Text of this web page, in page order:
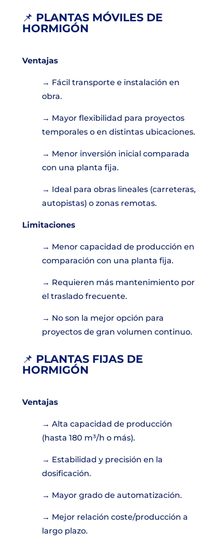
📌 PLANTAS MÓVILES DE
HORMIGÓN
Ventajas
→ Fácil transporte e instalación en
obra.
→ Mayor flexibilidad para proyectos
temporales o en distintas ubicaciones.
→ Menor inversión inicial comparada
con una planta fija.
→ Ideal para obras lineales (carreteras,
autopistas) o zonas remotas.
Limitaciones
→ Menor capacidad de producción en
comparación con una planta fija.
→ Requieren más mantenimiento por
el traslado frecuente.
→ No son la mejor opción para
proyectos de gran volumen continuo.
📌 PLANTAS FIJAS DE
HORMIGÓN
Ventajas
→ Alta capacidad de producción
(hasta 180 m³/h o más).
→ Estabilidad y precisión en la
dosificación.
→ Mayor grado de automatización.
→ Mejor relación coste/producción a
largo plazo.